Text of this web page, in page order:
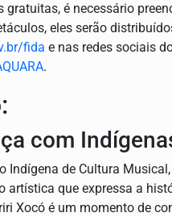
é necessário
eles serão
fida e nas redes sociais
.
com
Indígena de Cultura
artística que expressa a
Xocó é um momento de